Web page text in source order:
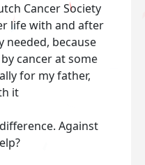
Cancer Society
life with and after
needed, because
cancer at some
for my father,
it
Against